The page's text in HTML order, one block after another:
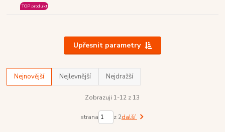
TOP produkt
Upřesnit parametry
Nejnovější Nejlevnější Nejdražší
Zobrazuji 1-12 z 13
strana z 2další